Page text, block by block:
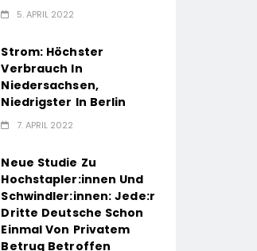
5. APRIL 2022
Strom: Höchster
Verbrauch In
Niedersachsen,
Niedrigster In Berlin
7. APRIL 2022
Neue Studie Zu
Hochstapler:innen Und
Schwindler:innen: Jede:r
Dritte Deutsche Schon
Einmal Von Privatem
Betrug Betroffen